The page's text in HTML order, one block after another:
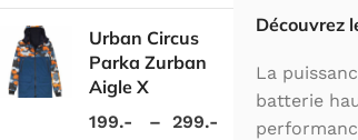
Urban Circus
Parka Zurban
Aigle X
199.- – 299.-
Découvrez
La
batterie